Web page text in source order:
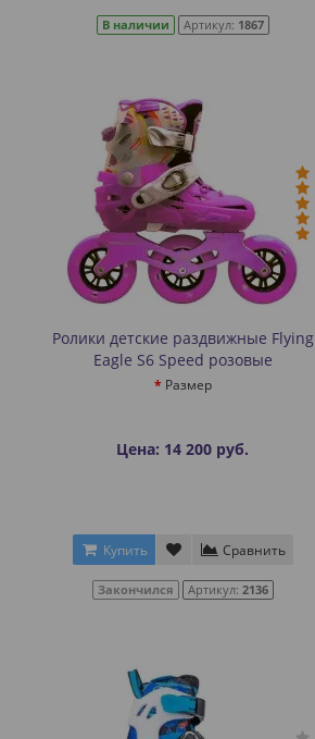
В наличии Артикул: 1867
Ролики детские раздвижные Flying
Eagle S6 Speed розовые
Размер
Цена: 14 200 руб.
Купить Сравнить
Закончился Артикул: 2136